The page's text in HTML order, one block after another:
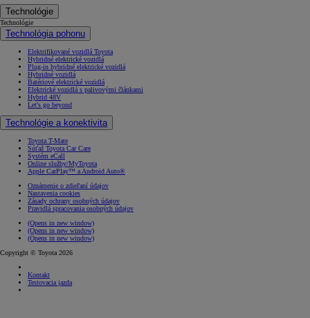
Technológie
Technológie
Technológia pohonu
Elektrifikované vozidlá Toyota
Hybridné elektrické vozidlá
Plug-in hybridné elektrické vozidlá
Hybridné vozidlá
Batériové elektrické vozidlá
Elektrické vozidlá s palivovými článkami
Hybrid 48V
Let's go beyond
Technológie a konektivita
Toyota T-Mate
Súťaž Toyota Car Care
Systém eCall
Online služby/MyToyota
Apple CarPlay™ a Android Auto®
Oznámenie o zdieľaní údajov
Nastavenia cookies
Zásady ochrany osobných údajov
Pravidlá spracovania osobných údajov
(Opens in new window)
(Opens in new window)
(Opens in new window)
Copyright © Toyota 2026
Kontakt
Testovacia jazda